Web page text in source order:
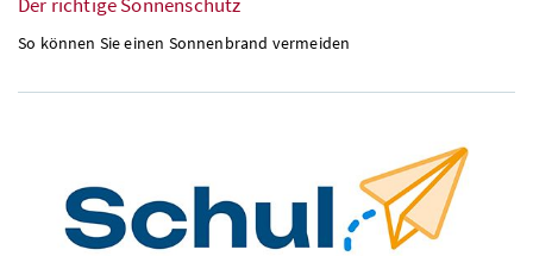
So können Sie einen Sonnenbrand vermeiden